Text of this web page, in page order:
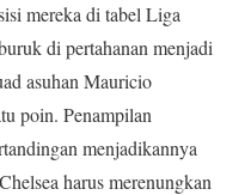
mereka di tabel Liga
di pertahanan menjadi
asuhan Mauricio
poin. Penampilan
menjadikannya
harus merenungkan